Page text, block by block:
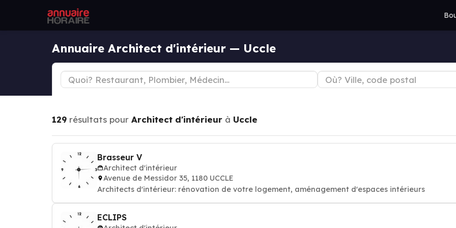
Annuaire Architect d'intérieur — Uccle
129 résultats pour Architect d'intérieur à Uccle
Brasseur V
Architect d'intérieur
Avenue de Messidor 35, 1180 UCCLE
Architects d'intérieur: rénovation de votre logement, aménagement d'espaces intérieurs
ECLIPS